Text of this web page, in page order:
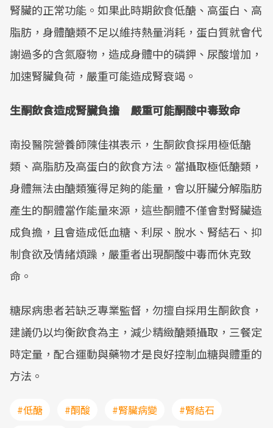
腎臟的正常功能。如果此時期飲食低醣、高蛋白、高
脂肪，身體醣類不足以維持熱量消耗，蛋白質就會代
謝過多的含氮廢物，造成身體中的磷鉀、尿酸增加，
加速腎臟負荷，嚴重可能造成腎衰竭。
生酮飲食造成腎臟負擔 嚴重可能酮酸中毒致命
南投醫院營養師陳佳祺表示，生酮飲食採用極低醣
類、高脂肪及高蛋白的飲食方法。當攝取極低醣類，
身體無法由醣類獲得足夠的能量，會以肝臟分解脂肪
產生的酮體當作能量來源，這些酮體不僅會對腎臟造
成負擔，且會造成低血糖、利尿、脫水、腎結石、抑
制食欲及情緒煩躁，嚴重者出現酮酸中毒而休克致
命。
糖尿病患者若缺乏專業監督，勿擅自採用生酮飲食，
建議仍以均衡飲食為主，減少精緻醣類攝取，三餐定
時定量，配合運動與藥物才是良好控制血糖與體重的
方法。
#低醣 #酮酸 #腎臟病變
#腎結石